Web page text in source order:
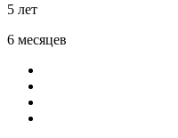
5 лет
6 месяцев